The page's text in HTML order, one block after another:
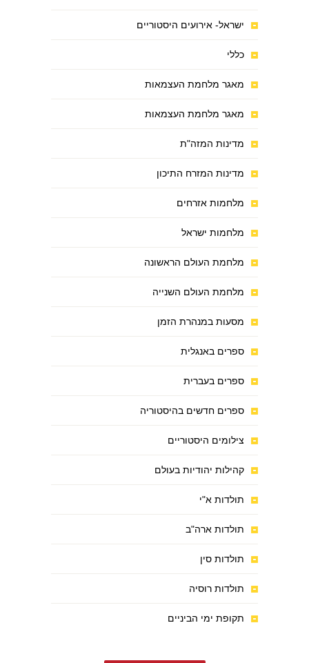
ישראל- אירועים היסטוריים
כללי
מאגר מלחמת העצמאות
מאגר מלחמת העצמאות
מדינות המזה"ת
מדינות המזרח התיכון
מלחמות אזרחים
מלחמות ישראל
מלחמת העולם הראשונה
מלחמת העולם השנייה
מסעות במנהרת הזמן
ספרים באנגלית
ספרים בעברית
ספרים חדשים בהיסטוריה
צילומים היסטוריים
קהילות יהודיות בעולם
תולדות א"י
תולדות ארה"ב
תולדות סין
תולדות רוסיה
תקופת ימי הביניים